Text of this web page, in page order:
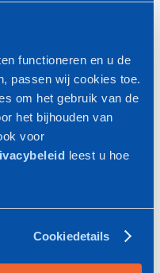
functioneren en u de
passen wij cookies toe.
om het gebruik van de
het bijhouden van
voor
leest u hoe
Cookiedetails